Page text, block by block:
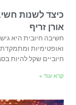
כיצד לשנות
אורן זריף
חשיבה חיובית היא
ואופטימיות ומתמקדת
חיוביים שקל להיות
קרא עוד »